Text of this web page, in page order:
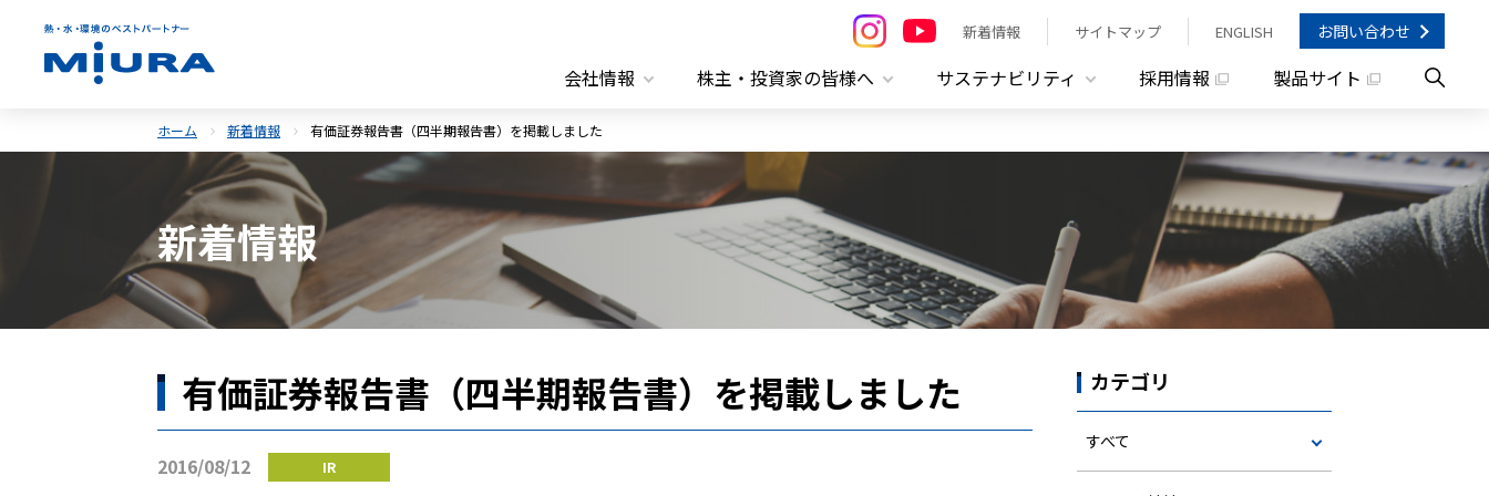
新着情報 サイトマップ ENGLISH お問い合わせ
会社情報 株主・投資家の皆様へ サステナビリティ 採用情報 製品サイト
ホーム 新着情報 有価証券報告書（四半期報告書）を掲載しました
新着情報
有価証券報告書（四半期報告書）を掲載しました
2016/08/12 IR
カテゴリ
すべて